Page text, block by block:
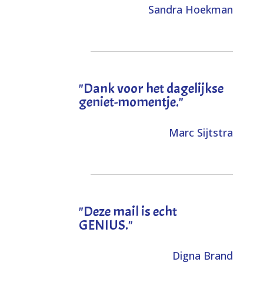
Sandra Hoekman
"Dank voor het dagelijkse
geniet-momentje."
Marc Sijtstra
"Deze mail is echt
GENIUS."
Digna Brand